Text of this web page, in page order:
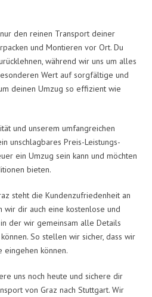
den reinen Transport deiner
und Montieren vor Ort. Du
während wir uns um alles
Wert auf sorgfältige und
deinen Umzug so effizient wie
und unserem umfangreichen
unschlagbares Preis-Leistungs-
ein Umzug sein kann und möchten
bieten.
steht die Kundenzufriedenheit an
dir auch eine kostenlose und
der wir gemeinsam alle Details
So stellen wir sicher, dass wir
eingehen können.
uns noch heute und sichere dir
von Graz nach Stuttgart. Wir